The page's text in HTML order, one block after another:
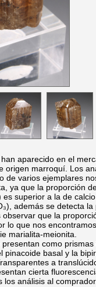
aparecido en el
origen marroquí. Los
de varios ejemplares
ya que la proporción
es superior a la de
además se detecta
observar que la
lo que nos
marialita-meionita.
presentan como
pinacoide basal y la
a
cierta
los análisis al